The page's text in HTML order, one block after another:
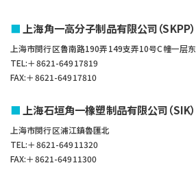
上海角一高分子制品有限公司（SKPP）
上海市閔行区鲁南路190弄149支弄10号C幢一层东
TEL:＋8621-64917819
FAX:＋8621-64917810
上海石垣角一橡塑制品有限公司（SIK）
上海市閔行区浦江鎮魯匯北
TEL:＋8621-64911320
FAX:＋8621-64911300